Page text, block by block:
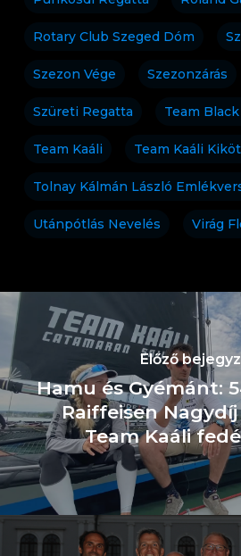
Rotary Club Szeged Dóm
Szezon Vége Szezonzárás
Szüreti Regatta Team
Team Kaáli Team Kaáli
Tolnay Kálmán László
Utánpótlás Nevelés Virág
Előző
Hamu és Gyémánt:
Raiffeisen
Team Kaáli